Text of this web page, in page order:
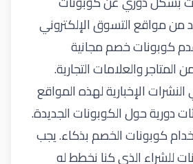
منمواقع التسوق الإلكتروني
كوبونات خصم مجانية
والعلامات التجارية.
الإخبارية لهذه المواقع
دورية حول الكوبونات الجديدة.
كوبونات الخصم بذكاء. يجب
للشراء الذي كنا نخطط له